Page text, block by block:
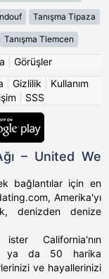
Tanışma Tipaza
Tanışma Tlemcen
Görüşler
Gizlilik
Kullanım
SSS
– United We
bağlantılar için en
Amerika'yı
denizden denize
California'nın
ya da 50 harika
ve hayallerinizi